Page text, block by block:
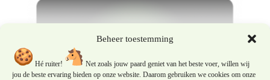
Beheer toestemming
Hé ruiter!
Net zoals jouw paard geniet van het beste voer, willen wij
jou de beste ervaring bieden op onze website. Daarom gebruiken we cookies om onze
Gift Card Paard&Voeding €100